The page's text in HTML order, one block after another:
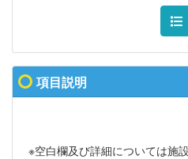
項目説明
※空白欄及び詳細については施